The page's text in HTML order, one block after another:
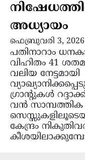
അധ്യായം
ഫെബ്രുവരി 3, 2026
പതിനാറാം
വിഹിതം 41
വലിയ നേട്ടമായി
ഗ്രാന്റുകൾ
വൻ
കേന്ദ്രം